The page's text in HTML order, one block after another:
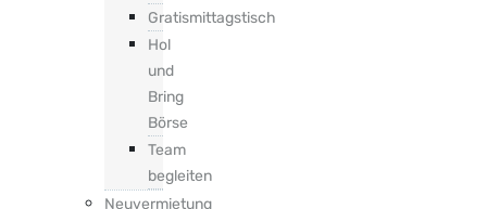
Gratismittagstisch
Hol
und
Bring
Börse
Team
begleiten
Neuvermietung